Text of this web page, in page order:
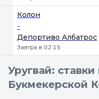
Колон
-
Депортиво Албатрос
Завтра в 02:15
Уругвай:
Букмекерской